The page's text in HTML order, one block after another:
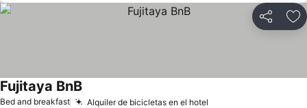
Compartir
Bed and breakfast Alquiler de bicicletas en el hotel
Fujitaya BnB